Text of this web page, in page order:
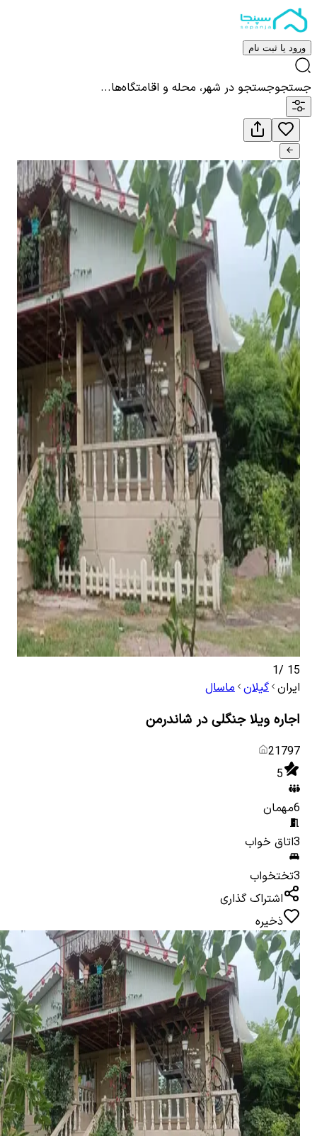
ورود یا ثبت نام
جستجوجستجو در شهر، محله و اقامتگاه‌ها...
15
/
1
ایران گیلان ماسال
اجاره ویلا جنگلی در شاندرمن
21797
5
6مهمان
3اتاق خواب
3تختخواب
اشتراک گذاری
ذخیره